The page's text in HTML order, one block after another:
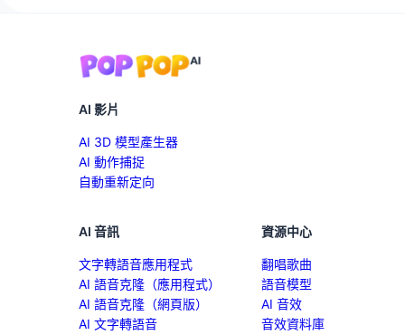
AI 影片
AI 3D 模型產生器
AI 動作捕捉
自動重新定向
AI 音訊
文字轉語音應用程式
AI 語音克隆（應用程式）
AI 語音克隆（網頁版）
AI 文字轉語音
資源中心
翻唱歌曲
語音模型
AI 音效
音效資料庫